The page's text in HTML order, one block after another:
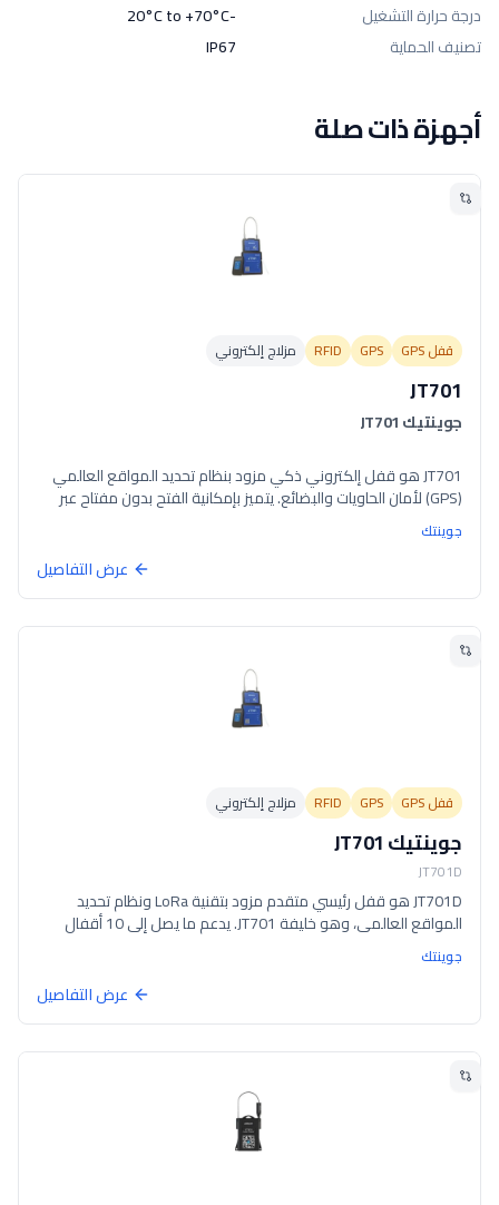
درجة حرارة التشغيل
-20°C to +70°C
تصنيف الحماية
IP67
أجهزة ذات صلة
قفل GPS GPS
RFID مزلاج إلكتروني
JT701
جوينتيك JT701
JT701 هو قفل إلكتروني ذكي مزود بنظام تحديد المواقع العالمي
(GPS) لأمان الحاويات والبضائع. يتميز بإمكانية الفتح بدون مفتاح عبر
جوينتك
عرض التفاصيل
قفل GPS GPS
RFID مزلاج إلكتروني
جوينتيك JT701
JT701D
JT701D هو قفل رئيسي متقدم مزود بتقنية LoRa ونظام تحديد
المواقع العالمي، وهو خليفة JT701. يدعم ما يصل إلى 10 أقفال
وشريحتين SIM، واتصال 4G، و10 إنذارات، وأنماط نوم عميق/تتبع/
جوينتك
عرض التفاصيل